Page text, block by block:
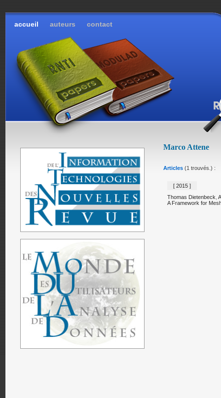
accueil auteurs contact
Marco Attene
Articles (1 trouvés.) :
[ 2015 ]
Thomas Dietenbeck
A Framework for